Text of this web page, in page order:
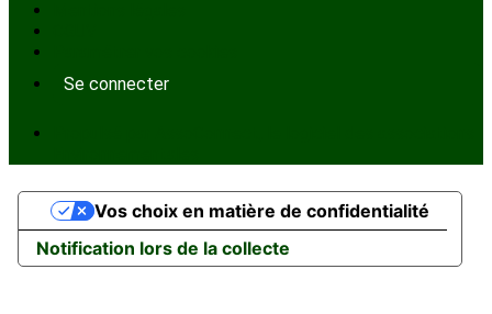
Se connecter
Notification lors de la collecte
Vos choix en matière de confidentialité